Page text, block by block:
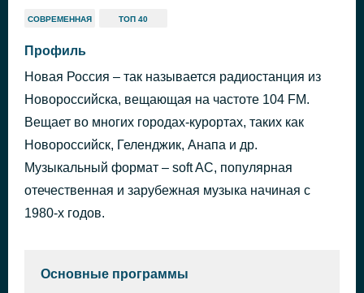
Ночь
Посмотри в глаза
Давай на самый верх
IDLaW
Can You Feel It (feat. Roger Cicero)
21 минуту назад
СОВРЕМЕННАЯ ТОП 40
Профиль
Новая Россия – так называется радиостанция из
Новороссийска, вещающая на частоте 104 FM.
Вещает во многих городах-курортах, таких как
Новороссийск, Геленджик, Анапа и др.
Музыкальный формат – soft AC, популярная
отечественная и зарубежная музыка начиная с
1980-х годов.
Основные программы